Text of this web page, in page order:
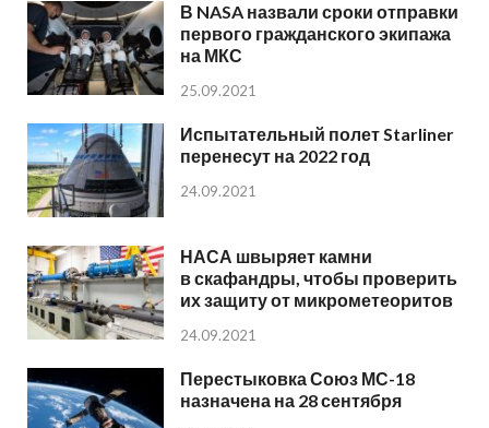
В NASA назвали сроки отправки
первого гражданского экипажа
на МКС
25.09.2021
Испытательный полет Starliner
перенесут на 2022 год
24.09.2021
НАСА швыряет камни
в скафандры, чтобы проверить
их защиту от микрометеоритов
24.09.2021
Перестыковка Союз МС-18
назначена на 28 сентября